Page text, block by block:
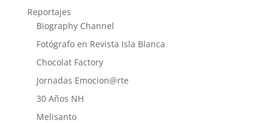
Reportajes
Biography Channel
Fotógrafo en Revista Isla Blanca
Chocolat Factory
Jornadas Emocion@rte
30 Años NH
Melisanto